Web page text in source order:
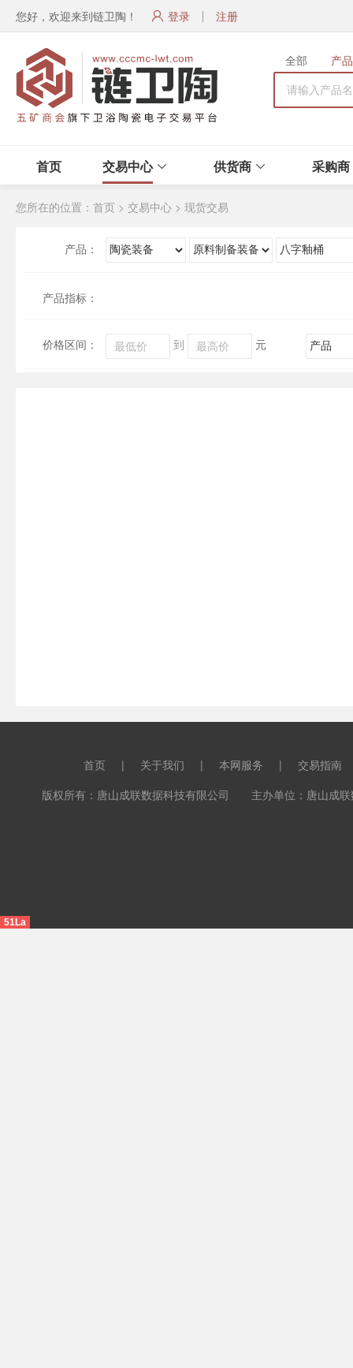
您好，欢迎来到链卫陶！ 登录 注册
全部 产品
首页 交易中心 供货商 采购商
您所在的位置： 首页 > 交易中心 > 现货交易
产品：
产品指标：
价格区间： 到 元
首页 | 关于我们 | 本网服务 |
交易指南
版权所有：唐山成联数据科技有限公司 主办单位：唐山成
51La